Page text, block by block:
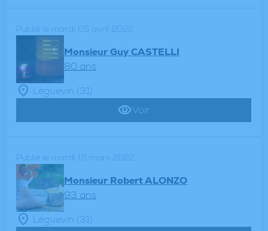
Publié le mardi 05 avril 2022
Monsieur Guy CASTELLI
80 ans
Léguevin (31)
Voir
Publié le mardi 15 mars 2022
Monsieur Robert ALONZO
93 ans
Léguevin (31)